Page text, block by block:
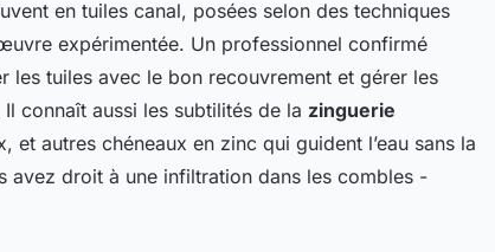
en tuiles canal, posées selon des techniques
expérimentée. Un professionnel confirmé
les tuiles avec le bon recouvrement et gérer les
connaît aussi les subtilités de la zinguerie
et autres chéneaux en zinc qui guident l’eau sans la
avez droit à une infiltration dans les combles -